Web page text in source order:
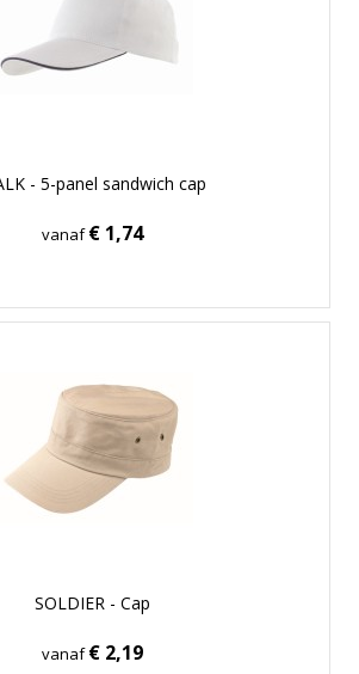
- 5-panel sandwich cap
vanaf€ 1,74
SOLDIER - Cap
vanaf€ 2,19